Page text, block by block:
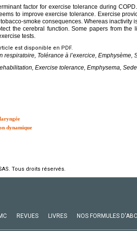
factor for exercise tolerance during
to improve exercise tolerance. Exercise
smoke consequences. Whereas inactivity
the cerebral function. Some papers from the
tests.
est disponible en PDF.
respiratoire, Tolérance à l’exercice,
Exercise tolerance, Emphysema,
dynamique
Tous droits réservés.
REVUES LIVRES NOS FORMULES